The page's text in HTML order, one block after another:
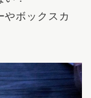
やボックスカ